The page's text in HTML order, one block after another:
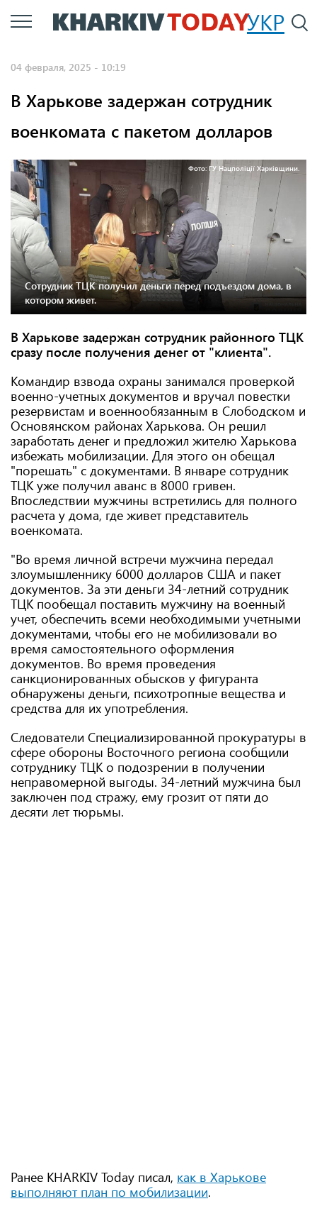
Перейти
к
УКР
04 февраля, 2025 - 10:19
В Харькове задержан сотрудник
военкомата с пакетом долларов
Фото: ГУ Нацполіції Харківщини.
Сотрудник ТЦК получил деньги перед подъездом дома, в
котором живет.
В Харькове задержан сотрудник районного ТЦК
сразу после получения денег от "клиента".
Командир взвода охраны занимался проверкой
военно-учетных документов и вручал повестки
резервистам и военнообязанным в Слободском и
Основянском районах Харькова. Он решил
заработать денег и предложил жителю Харькова
избежать мобилизации. Для этого он обещал
"порешать" с документами. В январе сотрудник
ТЦК уже получил аванс в 8000 гривен.
Впоследствии мужчины встретились для полного
расчета у дома, где живет представитель
военкомата.
"Во время личной встречи мужчина передал
злоумышленнику 6000 долларов США и пакет
документов. За эти деньги 34-летний сотрудник
ТЦК пообещал поставить мужчину на военный
учет, обеспечить всеми необходимыми учетными
документами, чтобы его не мобилизовали во
время самостоятельного оформления
документов. Во время проведения
санкционированных обысков у фигуранта
обнаружены деньги, психотропные вещества и
средства для их употребления.
Следователи Специализированной прокуратуры в
сфере обороны Восточного региона сообщили
сотруднику ТЦК о подозрении в получении
неправомерной выгоды. 34-летний мужчина был
заключен под стражу, ему грозит от пяти до
десяти лет тюрьмы.
Ранее KHARKIV Today писал, как в Харькове
выполняют план по мобилизации.